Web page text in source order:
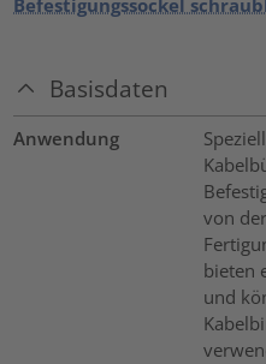
Basisdaten
Anwendung
von
bieten
und